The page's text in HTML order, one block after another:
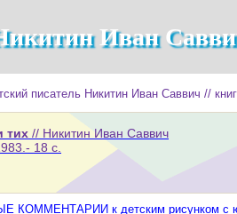
Иван
писатель Никитин Иван Саввич //
тих // Никитин Иван Саввич
18 с.
КОММЕНТАРИИ к детским рисунком с